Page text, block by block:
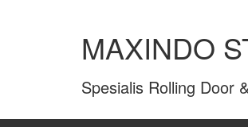
MAXINDO
Spesialis Rolling Door